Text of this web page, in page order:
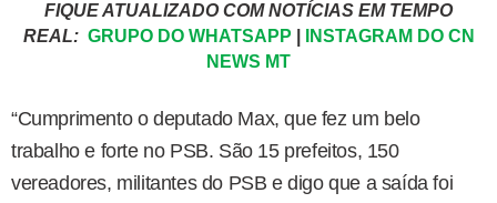
FIQUE ATUALIZADO COM NOTÍCIAS EM TEMPO
REAL: GRUPO DO WHATSAPP
INSTAGRAM DO CN
NEWS MT
“Cumprimento o deputado Max, que fez um belo
trabalho e forte no PSB. São 15 prefeitos, 150
vereadores, militantes do PSB e digo que a saída foi